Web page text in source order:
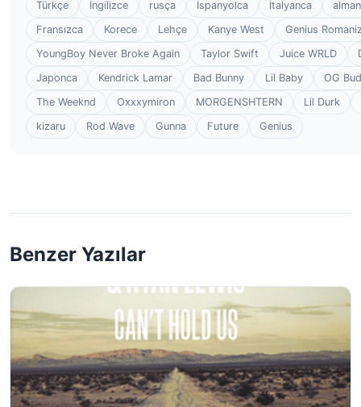
Türkçe İngilizce rusça İspanyolca İtalyanca
Fransızca
Korece Lehçe Kanye West
Genius
YoungBoy Never Broke Again
Taylor Swift Juice WRLD
Japonca
Kendrick Lamar Bad Bunny Lil Baby
OG
The Weeknd
Oxxxymiron MORGENSHTERN
Lil Durk
kizaru
Rod Wave Gunna Future Genius
Benzer Yazılar